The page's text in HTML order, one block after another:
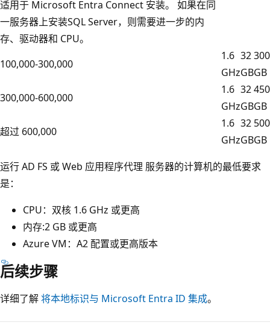
适用于 Microsoft Entra Connect 安装。 如果在同
一服务器上安装SQL Server，则需要进一步的内
存、驱动器和 CPU。
100,000-300,000
1.6
GHz
32
GB
300
GB
300,000-600,000
1.6
GHz
32
GB
450
GB
超过 600,000
1.6
GHz
32
GB
500
GB
运行 AD FS 或 Web 应用程序代理 服务器的计算机的最低要求
是：
CPU：双核 1.6 GHz 或更高
内存:2 GB 或更高
Azure VM：A2 配置或更高版本
后续步骤
详细了解将本地标识与 Microsoft Entra ID 集成。